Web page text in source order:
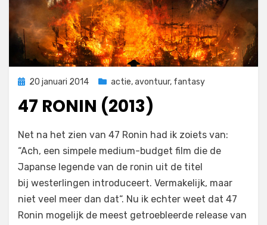
Geplaatst
20 januari 2014 actie,avontuur, fantasy
47 RONIN (2013)
door Filmofiel.nl
Laat een reactie achter op
Ronin
(2013)
Net na het zien van 47 Ronin had ik zoiets van:
“Ach, een simpele medium-budget film die de
Japanse legende van de ronin uit de titel
bij westerlingen introduceert. Vermakelijk, maar
niet veel meer dan dat“. Nu ik echter weet dat 47
Ronin mogelijk de meest getroebleerde release van